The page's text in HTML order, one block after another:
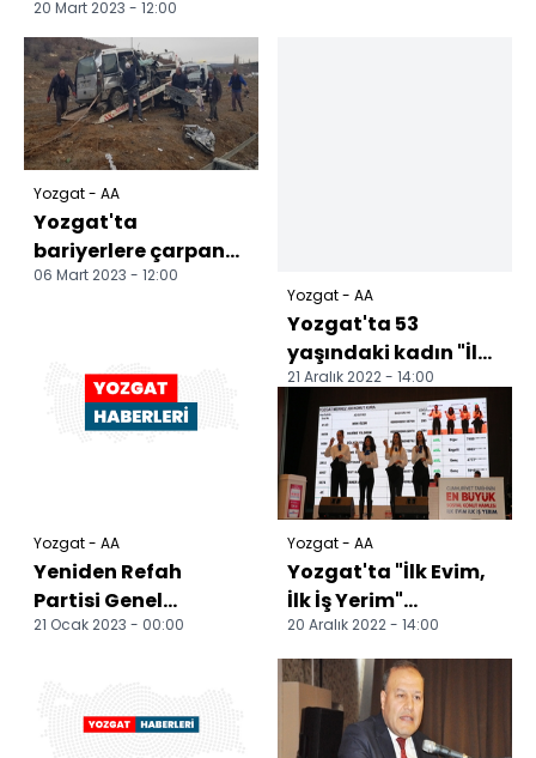
20 Mart 2023 - 12:00
Yozgat - AA
Yozgat'ta
bariyerlere çarpan
araçtaki anne ve
06 Mart 2023 - 12:00
Yozgat - AA
Yeniden Refah
Partisi Genel
Başkanı Erbakan
21 Ocak 2023 - 00:00
Yozgat - AA
Yozgat'ta 53
yaşındaki kadın "İlk
Evim İlk İş Yerim"
projesi ile ev
hayalin...
21 Aralık 2022 - 14:00
Yozgat - AA
Yozgat'ta "İlk Evim,
İlk İş Yerim"
projesiyle yapılacak
konutlar için kura...
20 Aralık 2022 - 14:00